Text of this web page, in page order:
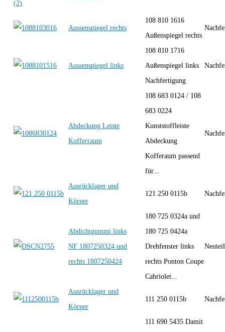
Aussenspiegel rechts
108 810 1616
Außenspiegel rechts
Aussenspiegel links
108 810 1716
Außenspiegel links
Nachfertigung
Abdeckung Leiste
Kofferraum
108 683 0124 / 108
683 0224
Kunststoffleiste
Abdeckung
Kofferaum passend
für...
Ausrücklager und
Körper
121 250 0115b
Abdichtgummi links
NF 1807250324 und
rechts 1807250424
180 725 0324a und
180 725 0424a
Drehfenster links
rechts Ponton Coupe
Cabriolet...
Ausrücklager und
Körper
111 250 0115b
111 690 5435 Damit